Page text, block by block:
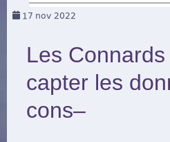
17 nov 2022
Les
capter les
cons–